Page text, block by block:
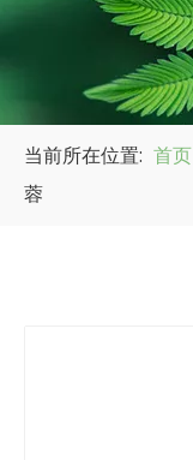
当前所在位置: 首页
蓉